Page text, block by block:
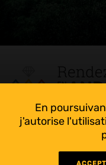
En
j'autorise
Tout